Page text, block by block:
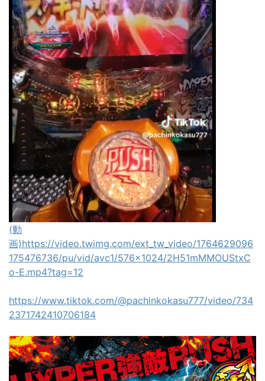
(動
画)https://video.twimg.com/ext_tw_video/1764629096
175476736/pu/vid/avc1/576x1024/2H51mMMOUStxC
o-E.mp4?tag=12
https://www.tiktok.com/@pachinkokasu777/video/734
2371742410706184